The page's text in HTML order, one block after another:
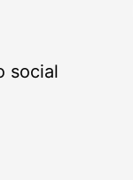
social